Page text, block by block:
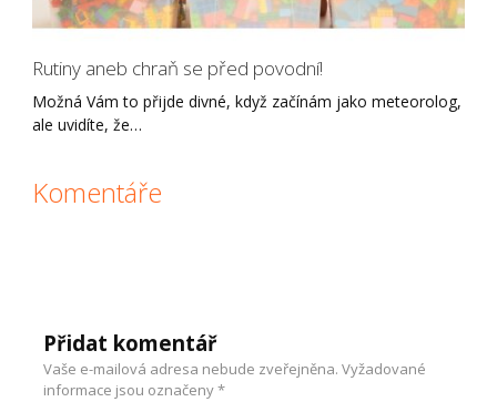
Rutiny aneb chraň se před povodní!
Možná Vám to přijde divné, když začínám jako meteorolog,
ale uvidíte, že…
Komentáře
Přidat komentář
Vaše e-mailová adresa nebude zveřejněna. Vyžadované
informace jsou označeny*